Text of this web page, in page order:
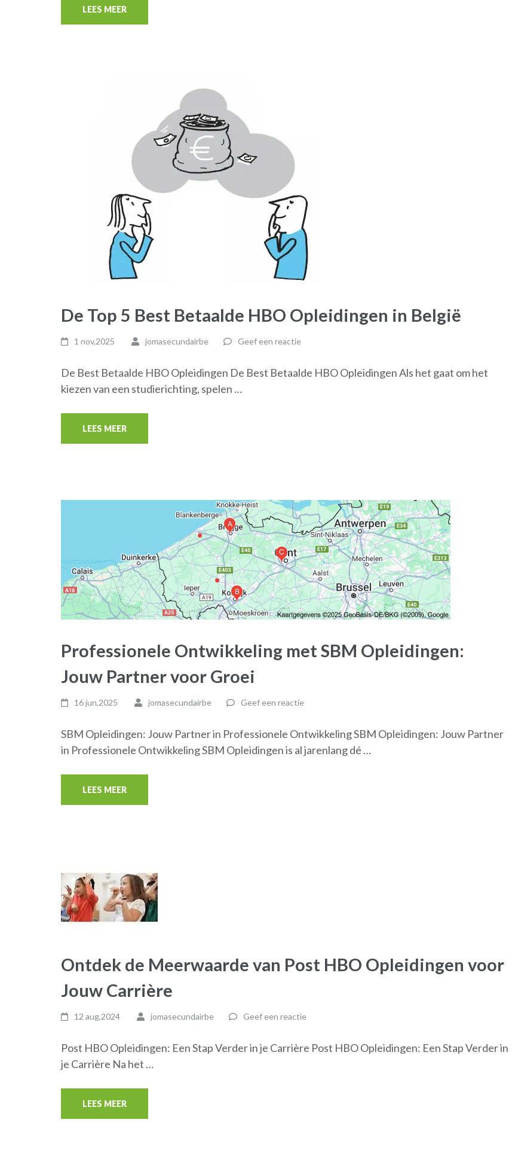
LEES MEER
De Top 5 Best Betaalde HBO Opleidingen in België
1 nov,2025 jomasecundairbe Geef een reactie
De Best Betaalde HBO Opleidingen De Best Betaalde HBO Opleidingen Als het gaat om het
kiezen van een studierichting, spelen …
LEES MEER
Professionele Ontwikkeling met SBM Opleidingen:
Jouw Partner voor Groei
16 jun,2025 jomasecundairbe Geef een reactie
SBM Opleidingen: Jouw Partner in Professionele Ontwikkeling SBM Opleidingen: Jouw Partner
in Professionele Ontwikkeling SBM Opleidingen is al jarenlang dé …
LEES MEER
Ontdek de Meerwaarde van Post HBO Opleidingen voor
Jouw Carrière
12 aug,2024 jomasecundairbe Geef een reactie
Post HBO Opleidingen: Een Stap Verder in je Carrière Post HBO Opleidingen: Een Stap Verder in
je Carrière Na het …
LEES MEER